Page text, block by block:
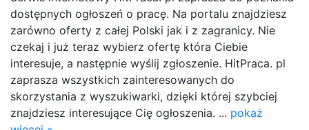
dostępnych ogłoszeń o pracę. Na portalu znajdziesz
zarówno oferty z całej Polski jak i z zagranicy. Nie
czekaj i już teraz wybierz ofertę która Ciebie
interesuje, a następnie wyślij zgłoszenie. HitPraca. pl
zaprasza wszystkich zainteresowanych do
skorzystania z wyszukiwarki, dzięki której szybciej
znajdziesz interesujące Cię ogłoszenia. ... pokaż